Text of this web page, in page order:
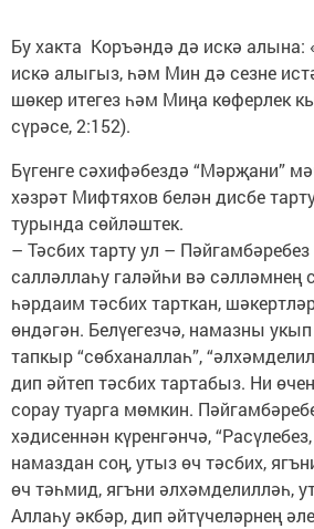
Бу хакта Коръәндә дә искә алына:
искә алыгыз, һәм Мин дә сезне
шөкер итегез һәм Миңа көферлек
сүрәсе, 2:152).
Бүгенге сәхифәбездә “Мәрҗани”
хәзрәт Мифтяхов белән дисбе
турында сөйләштек.
– Тәсбих тарту ул –
салләллаһу галәйһи вә сәлләмнең
һәрдаим тәсбих тарткан,
өндәгән. Белүегезчә, намазны
тапкыр “сөбханаллаһ”,
дип әйтеп тәсбих тартабыз. Ни
сорау туарга мөмкин.
хәдисеннән күренгәнчә,
намаздан соң, утыз өч тәсбих,
өч тәһмид, ягъни әлхәмделилләһ,
Аллаһу әкбәр, дип әйтүчеләрнең